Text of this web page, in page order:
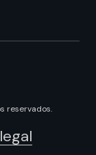
reservados.